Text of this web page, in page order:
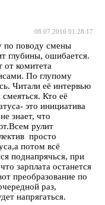
08.07.2016 01:28:17
по поводу смены
глубины, ошибается.
от комитета
По глупому
Читали её интервью
Кто её
это инициатива
знает, что
рулит
просто
потом всё
поднапрячься, при
зарплата останется
преобразование по
раз,
напрягаться.